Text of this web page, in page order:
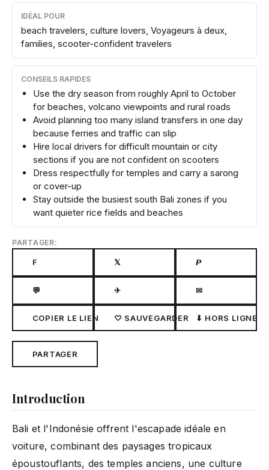
IDÉAL POUR
beach travelers, culture lovers, Voyageurs à deux,
families, scooter-confident travelers
CONSEILS RAPIDES
Use the dry season from roughly April to October
for beaches, volcano viewpoints and rural roads
Avoid planning too many island transfers in one day
because ferries and traffic can slip
Hire local drivers for difficult mountain or city
sections if you are not confident on scooters
Dress respectfully for temples and carry a sarong
or cover-up
Stay outside the busiest south Bali zones if you
want quieter rice fields and beaches
PARTAGER:
F 𝕏 𝙋
💬 ✈ ✉
COPIER LE LIEN ♡ SAUVEGARDER ⬇ HORS LIGNE
PARTAGER
Introduction
Bali et l'Indonésie offrent l'escapade idéale en
voiture, combinant des paysages tropicaux
époustouflants, des temples anciens, une culture